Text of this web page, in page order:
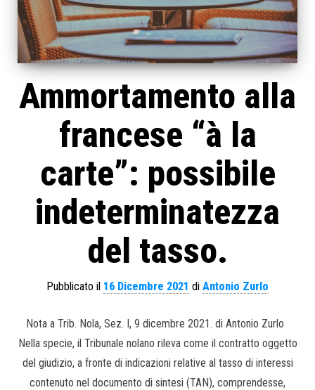
Ammortamento alla
francese “à la
carte”: possibile
indeterminatezza
del tasso.
Pubblicato il 16 Dicembre 2021 di Antonio Zurlo
Nota a Trib. Nola, Sez. I, 9 dicembre 2021. di Antonio Zurlo
Nella specie, il Tribunale nolano rileva come il contratto oggetto
del giudizio, a fronte di indicazioni relative al tasso di interessi
contenuto nel documento di sintesi (TAN), comprendesse,